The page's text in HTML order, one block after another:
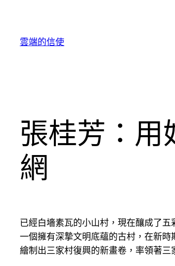
雲端的信使
張桂芳：用
網
已經白墻素瓦的小山村，現在釀成了
一個擁有深摯文明底蘊的古村，在新
繪制出三家村復興的新畫卷，率領著三